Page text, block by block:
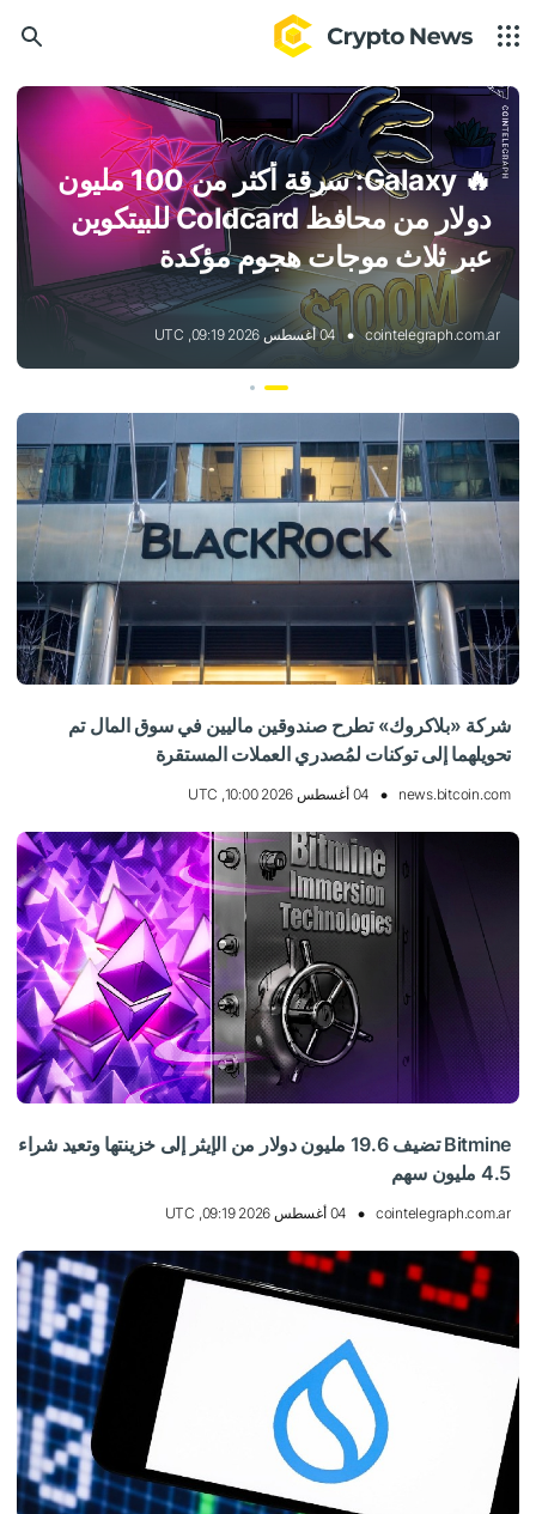
🔥
Galaxy: سرقة أكثر من 100 مليون
دولار من محافظ Coldcard للبيتكوين
عبر ثلاث موجات هجوم مؤكدة
cointelegraph.com.ar 04 أغسطس 2026 09:19, UTC
شركة «بلاكروك» تطرح صندوقين ماليين في سوق المال تم
تحويلهما إلى توكنات لمُصدري العملات المستقرة
news.bitcoin.com 04 أغسطس 2026 10:00, UTC
Bitmine تضيف 19.6 مليون دولار من الإيثر إلى خزينتها وتعيد شراء
4.5 مليون سهم
cointelegraph.com.ar 04 أغسطس 2026 09:19, UTC